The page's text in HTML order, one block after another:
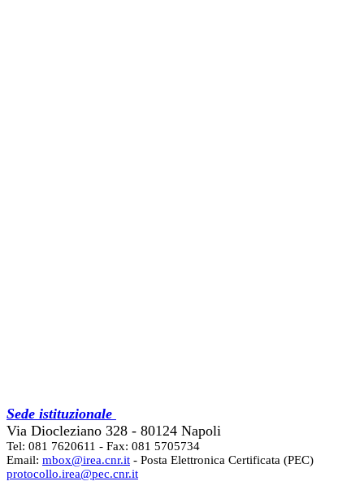
Sede istituzionale
Via Diocleziano 328 - 80124 Napoli
Tel: 081 7620611 - Fax: 081 5705734
Email: mbox@irea.cnr.it - Posta Elettronica Certificata (PEC)
protocollo.irea@pec.cnr.it